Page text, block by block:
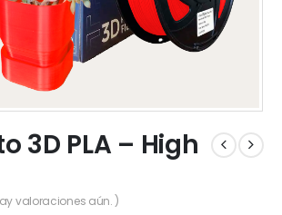
3D PLA – High
valoraciones aún. )